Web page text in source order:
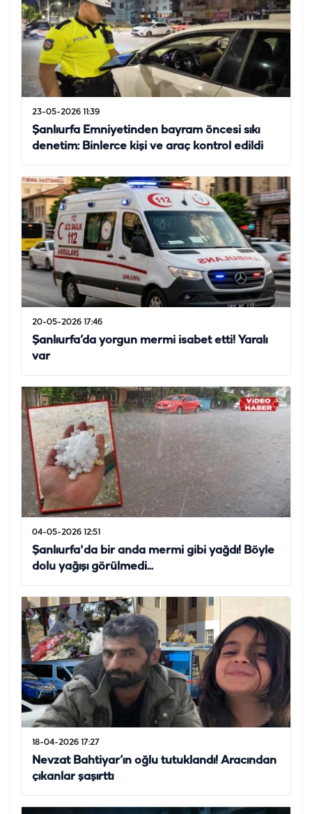
23-05-2026 11:39
Şanlıurfa Emniyetinden bayram öncesi sıkı
denetim: Binlerce kişi ve araç kontrol edildi
20-05-2026 17:46
Şanlıurfa’da yorgun mermi isabet etti! Yaralı
var
04-05-2026 12:51
Şanlıurfa'da bir anda mermi gibi yağdı! Böyle
dolu yağışı görülmedi...
18-04-2026 17:27
Nevzat Bahtiyar’ın oğlu tutuklandı! Aracından
çıkanlar şaşırttı